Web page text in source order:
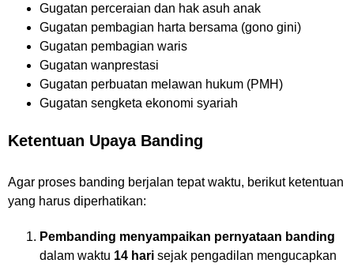
Gugatan perceraian dan hak asuh anak
Gugatan pembagian harta bersama (gono gini)
Gugatan pembagian waris
Gugatan wanprestasi
Gugatan perbuatan melawan hukum (PMH)
Gugatan sengketa ekonomi syariah
Ketentuan Upaya Banding
Agar proses banding berjalan tepat waktu, berikut ketentuan
yang harus diperhatikan:
Pembanding menyampaikan pernyataan banding
dalam waktu 14 hari sejak pengadilan mengucapkan